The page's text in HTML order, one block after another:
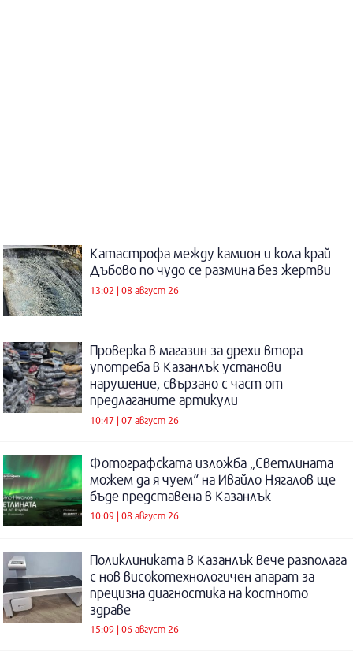
Катастрофа между камион и кола край
Дъбово по чудо се размина без жертви
13:02 | 08 август 26
Проверка в магазин за дрехи втора
употреба в Казанлък установи
нарушение, свързано с част от
предлаганите артикули
10:47 | 07 август 26
Фотографската изложба „Светлината
можем да я чуем“ на Ивайло Нягалов ще
бъде представена в Казанлък
10:09 | 08 август 26
Поликлиниката в Казанлък вече разполага
с нов високотехнологичен апарат за
прецизна диагностика на костното
здраве
15:09 | 06 август 26